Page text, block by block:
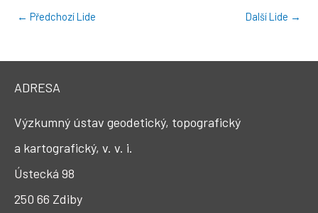
← Předchozí Lide Další Lide →
ADRESA
Výzkumný ústav geodetický, topografický
a kartografický, v. v. i.
Ústecká 98
250 66 Zdiby